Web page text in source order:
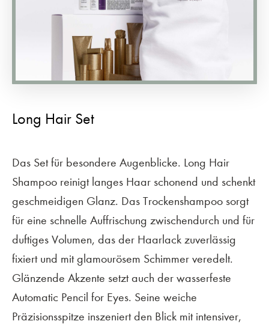
Long Hair Set
Das Set für besondere Augenblicke. Long Hair
Shampoo reinigt langes Haar schonend und schenkt
geschmeidigen Glanz. Das Trockenshampoo sorgt
für eine schnelle Auffrischung zwischendurch und für
duftiges Volumen, das der Haarlack zuverlässig
fixiert und mit glamourösem Schimmer veredelt.
Glänzende Akzente setzt auch der wasserfeste
Automatic Pencil for Eyes. Seine weiche
Präzisionsspitze inszeniert den Blick mit intensiver,